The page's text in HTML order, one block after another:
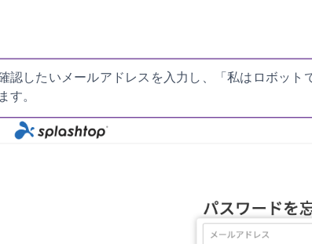
認したいメールアドレスを入力し、「私はロボッ
す。